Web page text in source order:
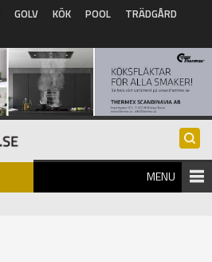
GOLV KÖK POOL
TRÄDGÅRD
MENU